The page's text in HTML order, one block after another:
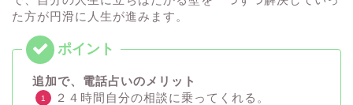
た方が円滑に人生が進みます。
追加で、電話占いのメリット
２４時間自分の相談に乗ってくれる。